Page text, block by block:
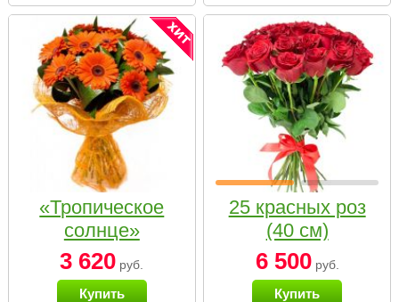
«Тропическое
солнце»
3 620 руб.
Купить
25 красных роз
(40 см)
6 500руб.
Купить